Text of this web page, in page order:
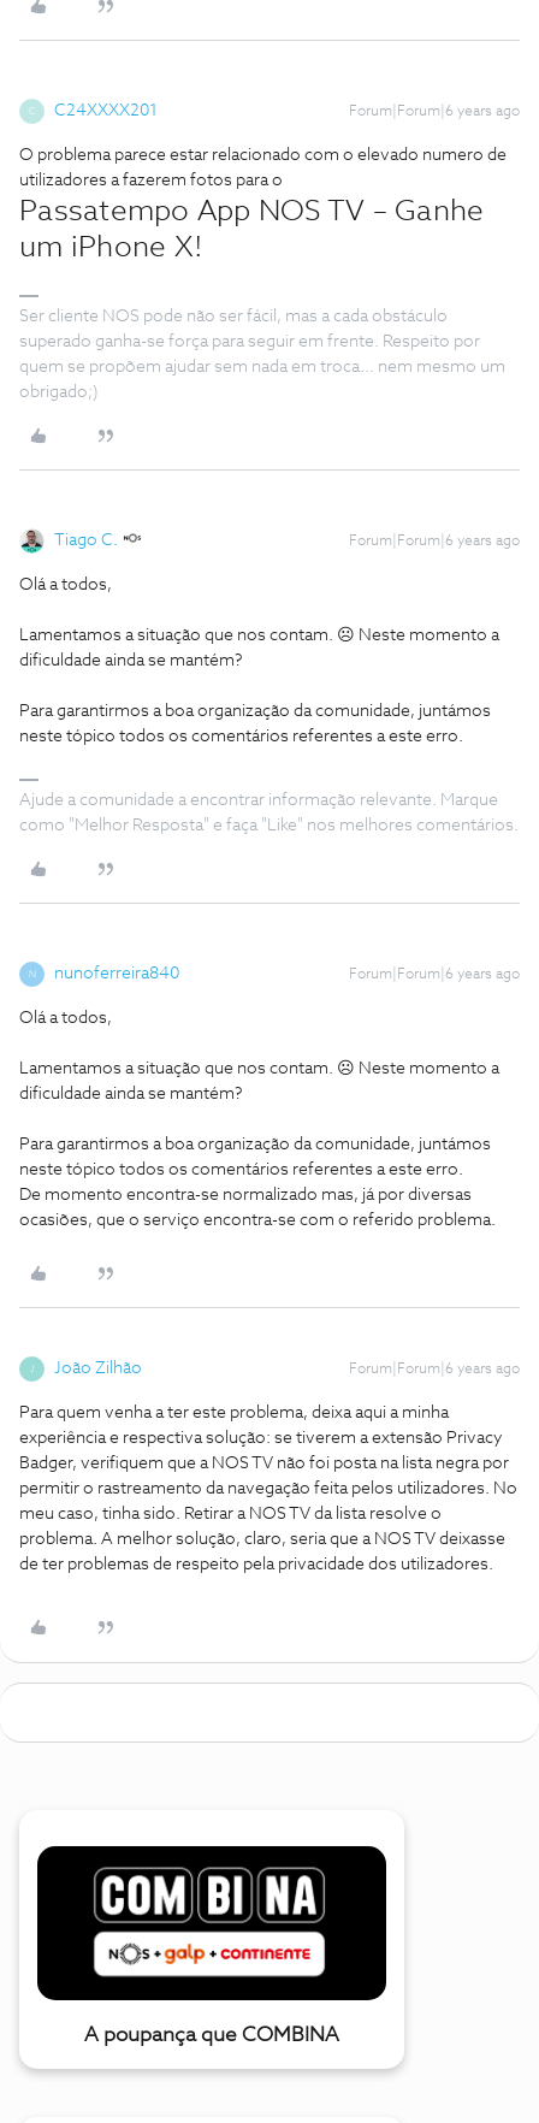
C C24XXXX201 Forum|Forum|6 years ago
O problema parece estar relacionado com o elevado numero de
utilizadores a fazerem fotos para o
Passatempo App NOS TV – Ganhe
um iPhone X!
Ser cliente NOS pode não ser fácil, mas a cada obstáculo
superado ganha-se força para seguir em frente. Respeito por
quem se propõem ajudar sem nada em troca... nem mesmo um
obrigado;)
Tiago C. Forum|Forum|6 years ago
Olá a todos,
Lamentamos a situação que nos contam. ☹️ Neste momento a
dificuldade ainda se mantém?
Para garantirmos a boa organização da comunidade, juntámos
neste tópico todos os comentários referentes a este erro.
Ajude a comunidade a encontrar informação relevante. Marque
como "Melhor Resposta" e faça "Like" nos melhores comentários.
N nunoferreira840 Forum|Forum|6 years ago
Olá a todos,
Lamentamos a situação que nos contam. ☹️ Neste momento a
dificuldade ainda se mantém?
Para garantirmos a boa organização da comunidade, juntámos
neste tópico todos os comentários referentes a este erro.
De momento encontra-se normalizado mas, já por diversas
ocasiões, que o serviço encontra-se com o referido problema.
João Zilhão Forum|Forum|6 years ago
Para quem venha a ter este problema, deixa aqui a minha
experiência e respectiva solução: se tiverem a extensão Privacy
Badger, verifiquem que a NOS TV não foi posta na lista negra por
permitir o rastreamento da navegação feita pelos utilizadores. No
meu caso, tinha sido. Retirar a NOS TV da lista resolve o
problema. A melhor solução, claro, seria que a NOS TV deixasse
de ter problemas de respeito pela privacidade dos utilizadores.
A poupança que COMBINA